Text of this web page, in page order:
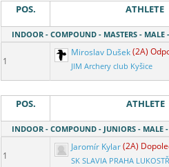
POS. ATHLETE
INDOOR - COMPOUND - MASTERS - MALE
1
Miroslav Dušek(2A)
JIM Archery club Kyšice
POS. ATHLETE
INDOOR - COMPOUND - JUNIORS - MALE
1
Jaromír Kylar(2A)
SK SLAVIA PRAHA